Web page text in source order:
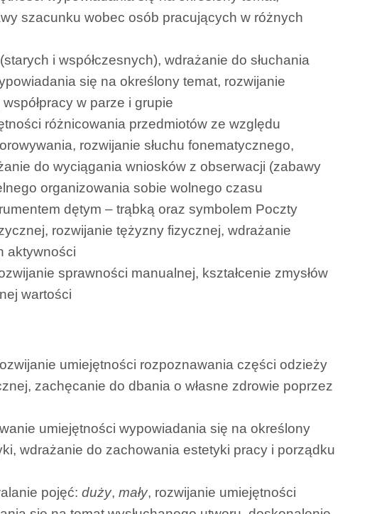
szacunku wobec osób pracujących w różnych
i współczesnych), wdrażanie do słuchania
się na określony temat, rozwijanie
w parze i grupie
różnicowania przedmiotów ze względu
rozwijanie słuchu fonematycznego,
do wyciągania wniosków z obserwacji (zabawy
organizowania sobie wolnego czasu
dętym – trąbką oraz symbolem Poczty
rozwijanie tężyzny fizycznej, wdrażanie
aktywności
sprawności manualnej, kształcenie zmysłów
wartości
umiejętności rozpoznawania części odzieży
zachęcanie do dbania o własne zdrowie poprzez
umiejętności wypowiadania się na określony
wdrażanie do zachowania estetyki pracy i porządku
pojęć: duży, mały, rozwijanie umiejętności